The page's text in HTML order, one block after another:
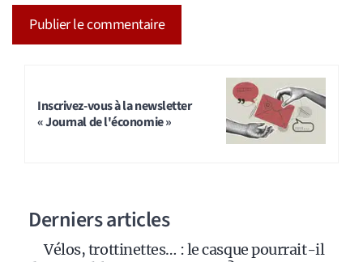
Inscrivez-vous à la newsletter
« Journal de l'économie »
Derniers articles
Vélos, trottinettes… : le casque pourrait-il